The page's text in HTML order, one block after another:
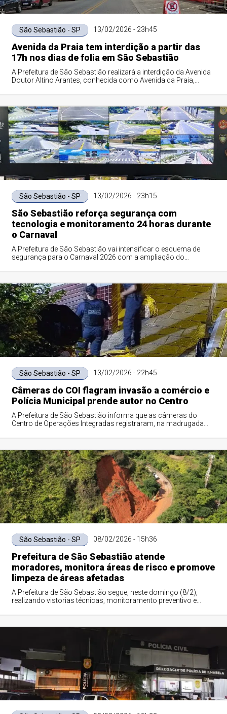
São Sebastião - SP 13/02/2026 - 23h45
Avenida da Praia tem interdição a partir das
17h nos dias de folia em São Sebastião
A Prefeitura de São Sebastião realizará a interdição da Avenida
Doutor Altino Arantes, conhecida como Avenida da Praia,
São Sebastião - SP 13/02/2026 - 23h15
São Sebastião reforça segurança com
tecnologia e monitoramento 24 horas durante
o Carnaval
A Prefeitura de São Sebastião vai intensificar o esquema de
segurança para o Carnaval 2026 com a ampliação do
São Sebastião - SP 13/02/2026 - 22h45
Câmeras do COI flagram invasão a comércio e
Polícia Municipal prende autor no Centro
A Prefeitura de São Sebastião informa que as câmeras do
Centro de Operações Integradas registraram, na madrugada
São Sebastião - SP 08/02/2026 - 15h36
Prefeitura de São Sebastião atende
moradores, monitora áreas de risco e promove
limpeza de áreas afetadas
A Prefeitura de São Sebastião segue, neste domingo (8/2),
realizando vistorias técnicas, monitoramento preventivo e